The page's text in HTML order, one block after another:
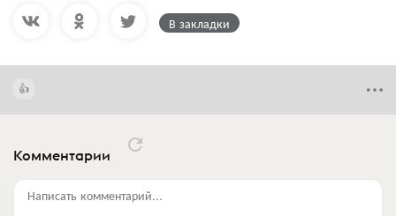
В закладки
Комментарии
Написать комментарий...